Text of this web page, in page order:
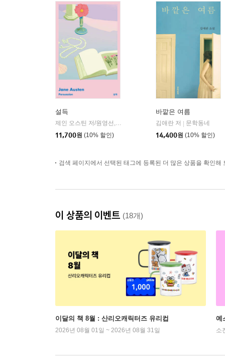
설득
제인 오스틴 저/원영선,전신화 공역
문학동네
11,700원 (10% 할인)
바깥은 여름
김애란 저
문학동네
14,400원 (10% 할인)
검색 페이지에서 선택된 태그에 등록된 더 많은 상품을 확인해
이 상품의 이벤트 (18개)
이달의 책 8월 : 산리오캐릭터즈 유리컵
2026년 08월 01일 ~ 2026년 08월 31일
예
소